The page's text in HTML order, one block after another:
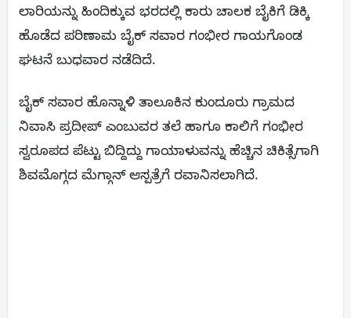
ಲಾರಿಯನ್ನು ಹಿಂದಿಕ್ಕುವ ಭರದಲ್ಲಿ ಕಾರು ಚಾಲಕ ಬೈಕಿಗೆ ಡಿಕ್ಕಿ
ಹೊಡೆದ ಪರಿಣಾಮ ಬೈಕ್ ಸವಾರ ಗಂಭೀರ ಗಾಯಗೊಂಡ
ಘಟನೆ ಬುಧವಾರ ನಡೆದಿದೆ.
ಬೈಕ್ ಸವಾರ ಹೊನ್ನಾಳಿ ತಾಲೂಕಿನ ಕುಂದೂರು ಗ್ರಾಮದ
ನಿವಾಸಿ ಪ್ರದೀಪ್ ಎಂಬುವರ ತಲೆ ಹಾಗೂ ಕಾಲಿಗೆ ಗಂಭೀರ
ಸ್ವರೂಪದ ಪೆಟ್ಟು ಬಿದ್ದಿದ್ದು ಗಾಯಾಳುವನ್ನು ಹೆಚ್ಚಿನ ಚಿಕಿತ್ಸೆಗಾಗಿ
ಶಿವಮೊಗ್ಗದ ಮೆಗ್ಗಾನ್ ಆಸ್ಪತ್ರೆಗೆ ರವಾನಿಸಲಾಗಿದೆ.